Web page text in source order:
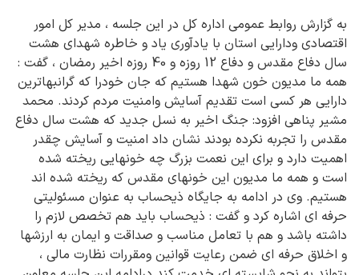
به گزارش روابط عمومی اداره کل در این جلسه ، مدیر کل امور
اقتصادی ودارایی استان با یادآوری یاد و خاطره شهدای هشت
سال دفاع مقدس و دفاع 12 روزه و 40 روزه اخیر رمضان ، گفت :
همه ما مدیون خون شهدا هستیم که جان خودرا که گرانبهاترین
دارایی هر کسی است تقدیم آسایش وامنیت مردم کردند. محمد
مشیر پناهی افزود: جنگ اخیر به نسل جدید که هشت سال دفاع
مقدس را تجربه نکرده بودند نشان داد امنیت و آسایش چقدر
اهمیت دارد و برای این نعمت بزرگ چه خونهایی ریخته شده
است و همه ما مدیون این خونهای مقدس که ریخته شده اند
هستیم. وی در ادامه به جایگاه ذیحساب به عنوان مسئولیتی
حرفه ای اشاره کرد و گفت : ذیحساب باید هم تخصص لازم را
داشته باشد و هم با تعامل مناسب و صداقت و ایمان به ارزشها
و اخلاق حرفه ای ضمن رعایت قوانین ومقررات نظارت مالی ،